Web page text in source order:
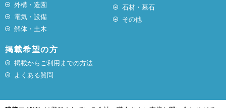
外構・造園
電気・設備
解体・土木
石材・墓石
その他
掲載希望の方
掲載からご利用までの方法
よくある質問